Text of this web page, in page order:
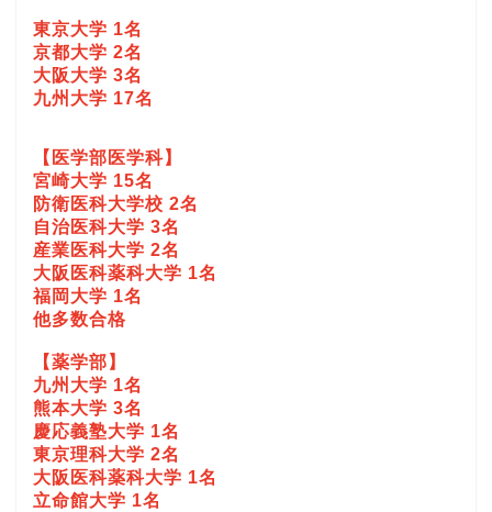
東京大学 1名
京都大学 2名
大阪大学 3名
九州大学 17名
【医学部医学科】
宮崎大学 15名
防衛医科大学校 2名
自治医科大学 3名
産業医科大学 2名
大阪医科薬科大学 1名
福岡大学 1名
他多数合格
【薬学部】
九州大学 1名
熊本大学 3名
慶応義塾大学 1名
東京理科大学 2名
大阪医科薬科大学 1名
立命館大学 1名